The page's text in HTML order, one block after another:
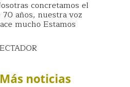
concretamos el
años, nuestra voz
mucho Estamos
Más noticias